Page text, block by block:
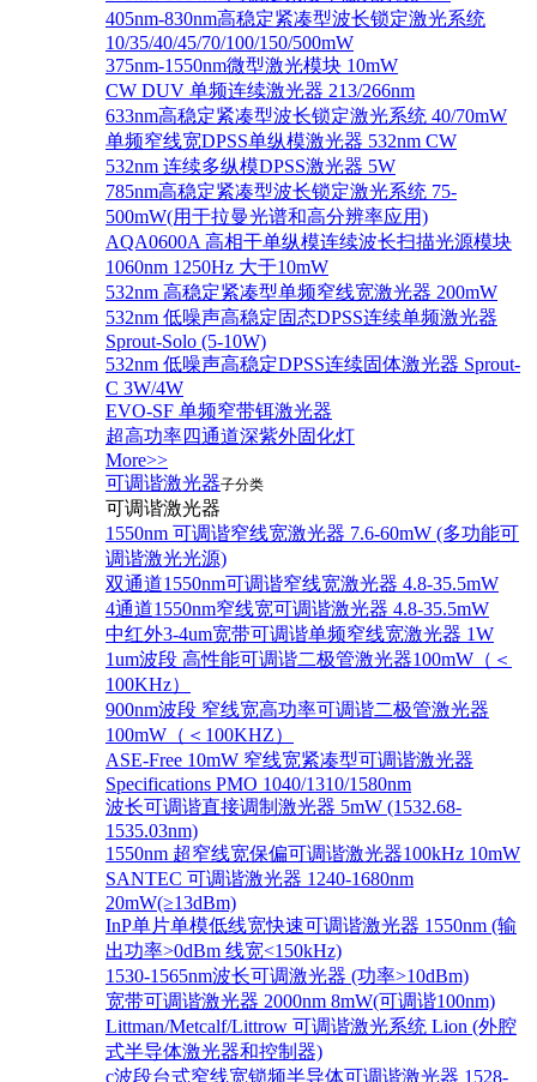
405nm-830nm高稳定紧凑型波长锁定激光系统
10/35/40/45/70/100/150/500mW
375nm-1550nm微型激光模块 10mW
CW DUV 单频连续激光器 213/266nm
633nm高稳定紧凑型波长锁定激光系统 40/70mW
单频窄线宽DPSS单纵模激光器 532nm CW
532nm 连续多纵模DPSS激光器 5W
785nm高稳定紧凑型波长锁定激光系统 75-
500mW(用于拉曼光谱和高分辨率应用)
AQA0600A 高相干单纵模连续波长扫描光源模块
1060nm 1250Hz 大于10mW
532nm 高稳定紧凑型单频窄线宽激光器 200mW
532nm 低噪声高稳定固态DPSS连续单频激光器
Sprout‐Solo (5-10W)
532nm 低噪声高稳定DPSS连续固体激光器 Sprout-
C 3W/4W
EVO-SF 单频窄带铒激光器
超高功率四通道深紫外固化灯
More>>
可调谐激光器子分类
可调谐激光器
1550nm 可调谐窄线宽激光器 7.6-60mW (多功能可
调谐激光光源)
双通道1550nm可调谐窄线宽激光器 4.8-35.5mW
4通道1550nm窄线宽可调谐激光器 4.8-35.5mW
中红外3-4um宽带可调谐单频窄线宽激光器 1W
1um波段 高性能可调谐二极管激光器100mW（＜
100KHz）
900nm波段 窄线宽高功率可调谐二极管激光器
100mW（＜100KHZ）
ASE-Free 10mW 窄线宽紧凑型可调谐激光器
Specifications PMO 1040/1310/1580nm
波长可调谐直接调制激光器 5mW (1532.68-
1535.03nm)
1550nm 超窄线宽保偏可调谐激光器100kHz 10mW
SANTEC 可调谐激光器 1240-1680nm
20mW(≥13dBm)
InP单片单模低线宽快速可调谐激光器 1550nm (输
出功率>0dBm 线宽<150kHz)
1530-1565nm波长可调激光器 (功率>10dBm)
宽带可调谐激光器 2000nm 8mW(可调谐100nm)
Littman/Metcalf/Littrow 可调谐激光系统 Lion (外腔
式半导体激光器和控制器)
c波段台式窄线宽锁频半导体可调谐激光器 1528-